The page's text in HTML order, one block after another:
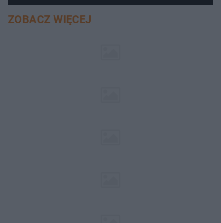
ZOBACZ WIĘCEJ